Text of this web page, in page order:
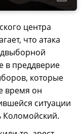
центра
что атака
в преддверие
которые
время он
ситуации
Коломойский.